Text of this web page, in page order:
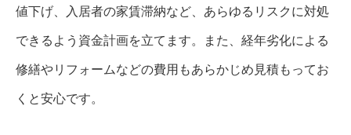
値下げ、入居者の家賃滞納など、あらゆるリスクに対処
できるよう資金計画を立てます。また、経年劣化による
修繕やリフォームなどの費用もあらかじめ見積もってお
くと安心です。